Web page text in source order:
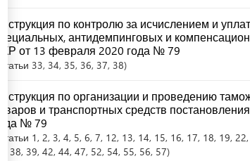
Инструкция по контролю за исчислением и
специальных, антидемпинговых и
ПКР от 13 февраля 2020 года № 79
Статьи 33, 34, 35, 36, 37, 38
Инструкция по организации и проведению
товаров и транспортных средств
года № 79
Статьи 1, 2, 3, 4, 5, 6, 7, 12, 13, 14, 15, 16, 17, 18, 19, 22
, 38, 39, 42, 44, 47, 52, 54, 55, 56, 57